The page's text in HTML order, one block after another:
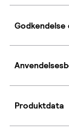
Godkendelse
Produktdata